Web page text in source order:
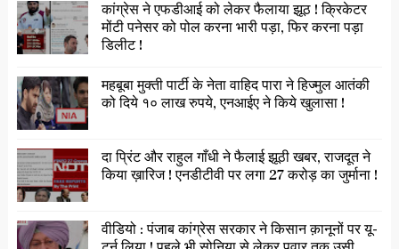
कांग्रेस ने एफडीआई को लेकर फैलाया झूठ ! क्रिकेटर
मोंटी पनेसर को पोल करना भारी पड़ा, फिर करना पड़ा
डिलीट !
महबूबा मुक्ती पार्टी के नेता वाहिद पारा ने हिज्मुल आतंकी
को दिये १० लाख रुपये, एनआईए ने किये खुलासा !
दा प्रिंट और राहुल गाँधी ने फैलाई झूठी खबर, राजदूत ने
किया ख़ारिज ! एनडीटीवी पर लगा 27 करोड़ का जुर्माना !
वीडियो : पंजाब कांग्रेस सरकार ने किसान क़ानूनों पर यू-